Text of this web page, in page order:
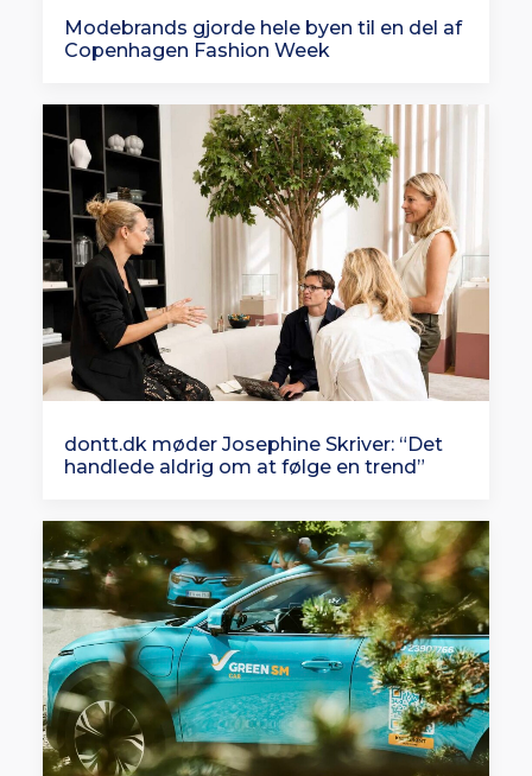
Modebrands gjorde hele byen til en del af
Copenhagen Fashion Week
dontt.dk møder Josephine Skriver: “Det
handlede aldrig om at følge en trend”